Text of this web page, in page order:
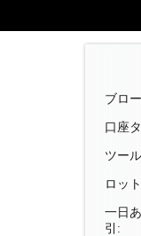
ブロ
口座
ツー
ロッ
一日
引: